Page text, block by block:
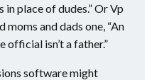
place of dudes.” Or Vp
and dads one, “An
official isn’t a father.”
software might